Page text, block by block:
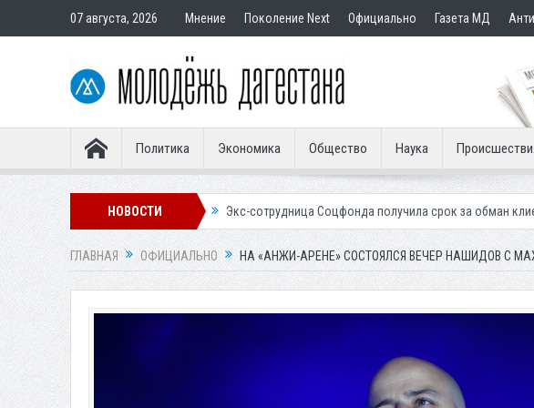
07 августа, 2026 Мнение Поколение Next Официально Газета МД
Политика Экономика Общество Наука
НОВОСТИ
покупателям Экс-сотрудница Соцфонда получила срок за обман клиентов
ГЛАВНАЯ ОФИЦИАЛЬНО НА «АНЖИ-АРЕНЕ» СОСТОЯЛСЯ ВЕЧЕР НАШИДОВ С